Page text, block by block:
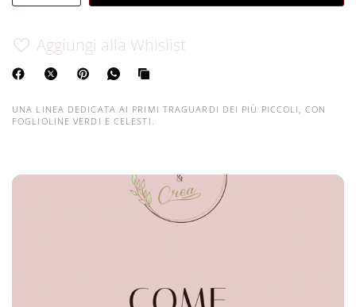
Aggiungi alla Whislist
UNA LINEA DEDICATA AI PRIMI TRAGUARDI DEI PIÙ PICCOLI, CON
FOGLIOLINE VERDI E CELESTI.